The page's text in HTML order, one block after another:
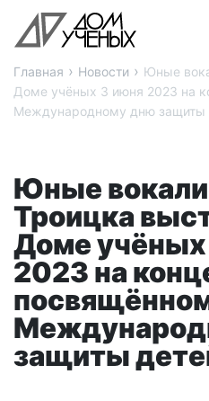
Главная › Новости › Юные
Доме учёных 3 июня 2023 на
Международному дню защиты
Юные
Троицка
Доме
2023 на
защиты